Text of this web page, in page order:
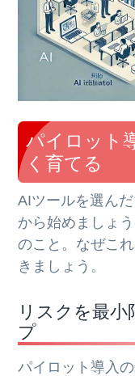
パイロット
く育てる
AIツールを選ん
から始めましょ
のこと。なぜこ
きましょう。
リスクを最
プ
パイロット導入